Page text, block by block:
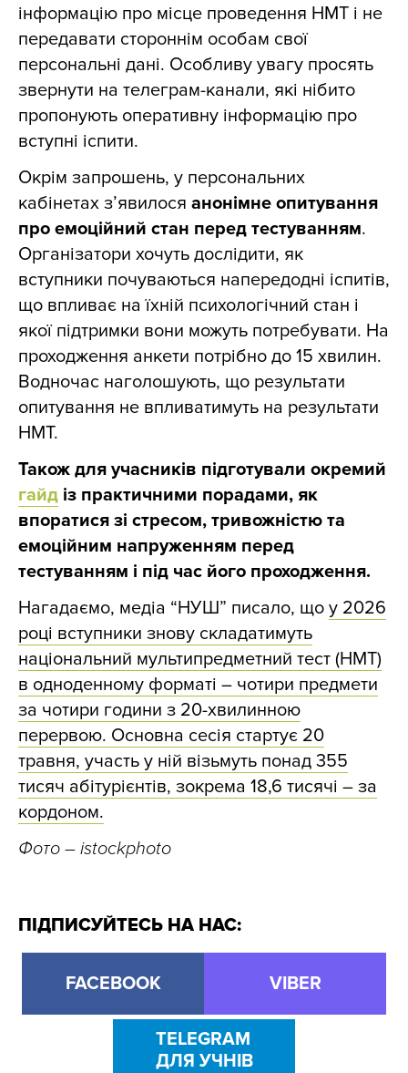
інформацію про місце проведення НМТ і не
передавати стороннім особам свої
персональні дані. Особливу увагу просять
звернути на телеграм-канали, які нібито
пропонують оперативну інформацію про
вступні іспити.
Окрім запрошень, у персональних
кабінетах з’явилося анонімне опитування
про емоційний стан перед тестуванням.
Організатори хочуть дослідити, як
вступники почуваються напередодні іспитів,
що впливає на їхній психологічний стан і
якої підтримки вони можуть потребувати. На
проходження анкети потрібно до 15 хвилин.
Водночас наголошують, що результати
опитування не впливатимуть на результати
НМТ.
Також для учасників підготували окремий
гайд із практичними порадами, як
впоратися зі стресом, тривожністю та
емоційним напруженням перед
тестуванням і під час його проходження.
Нагадаємо, медіа “НУШ” писало, що у 2026
році вступники знову складатимуть
національний мультипредметний тест (НМТ)
в одноденному форматі – чотири предмети
за чотири години з 20-хвилинною
перервою. Основна сесія стартує 20
травня, участь у ній візьмуть понад 355
тисяч абітурієнтів, зокрема 18,6 тисячі – за
кордоном.
Фото – istockphoto
ПІДПИСУЙТЕСЬ НА НАС:
FACEBOOK VIBER
TELEGRAM
ДЛЯ УЧНІВ